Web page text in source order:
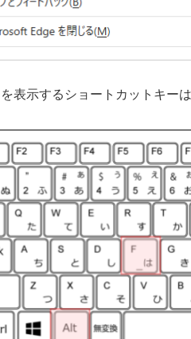
表示するショートカットキー